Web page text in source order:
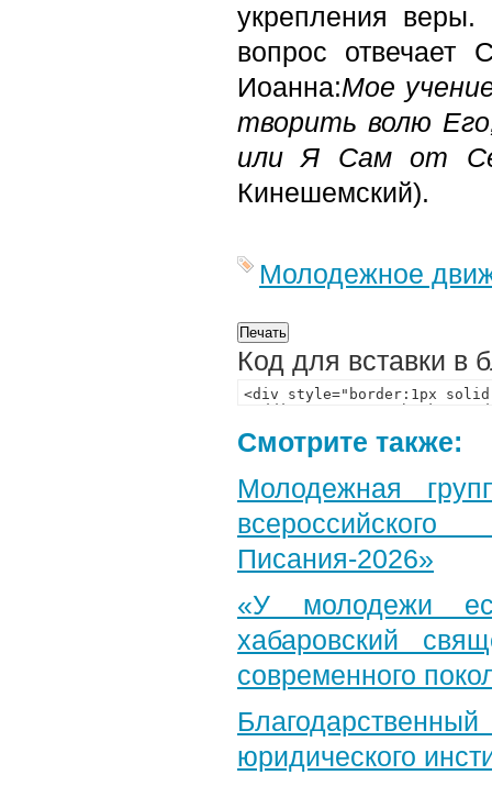
укрепления
вопрос отвечает
Иоанна:Мое
творить волю
или Я Сам от
Кинешемский).
Молодежное
Код для вставки в
Смотрите также:
Молодежная
Писания-2026»
«У молодежи
хабаровский
современного
юридического